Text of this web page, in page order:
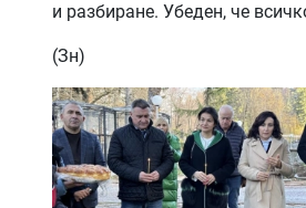
и разбиране. Убеден, че
(Зн)